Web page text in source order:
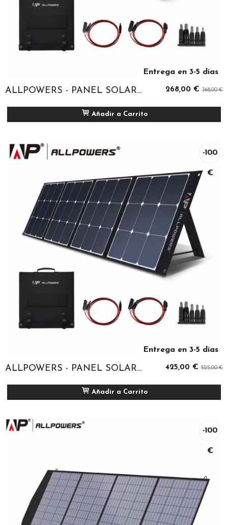
Entrega en 3-5 días
ALLPOWERS - PANEL SOLAR... 268,00 € 368,00 €
Añadir a Carrito
Entrega en 3-5 días
-100
€
ALLPOWERS - PANEL SOLAR... 425,00 € 525,00 €
Añadir a Carrito
-100
€